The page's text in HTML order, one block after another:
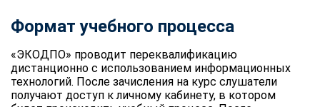
Формат учебного процесса
«ЭКОДПО» проводит переквалификацию
дистанционно с использованием информационных
технологий. После зачисления на курс слушатели
получают доступ к личному кабинету, в котором